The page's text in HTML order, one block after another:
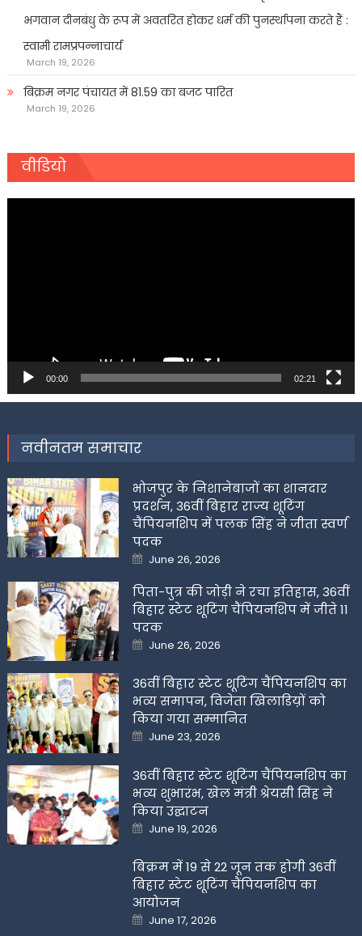
भगवान दीनबंधु के रूप में अवतरित होकर धर्म की पुनर्स्थापना करते हैं :
स्वामी रामप्रपन्नाचार्य
March 19, 2026
बिक्रम नगर पंचायत में 81.59 का बजट पारित
March 19, 2026
वीडियो
00:00 02:21
नवीनतम समाचार
भोजपुर के निशानेबाजों का शानदार
प्रदर्शन, 36वीं बिहार राज्य शूटिंग
चैंपियनशिप में पलक सिंह ने जीता स्वर्ण
पदक
Posted
on
June 26, 2026
पिता-पुत्र की जोड़ी ने रचा इतिहास, 36वीं
बिहार स्टेट शूटिंग चैंपियनशिप में जीते 11
पदक
Posted
on
June 26, 2026
36वीं बिहार स्टेट शूटिंग चैंपियनशिप का
भव्य समापन, विजेता खिलाडिय़ों को
किया गया सम्मानित
Posted
on
June 23, 2026
36वीं बिहार स्टेट शूटिंग चैंपियनशिप का
भव्य शुभारंभ, खेल मंत्री श्रेयसी सिंह ने
किया उद्घाटन
Posted
on
June 19, 2026
बिक्रम में 19 से 22 जून तक होगी 36वीं
बिहार स्टेट शूटिंग चैंपियनशिप का
आयोजन
Posted
on
June 17, 2026